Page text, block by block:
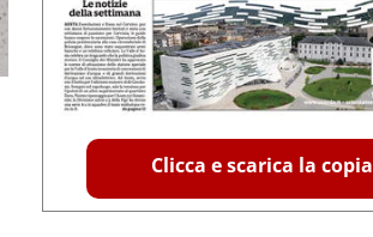
Clicca e scarica la copia